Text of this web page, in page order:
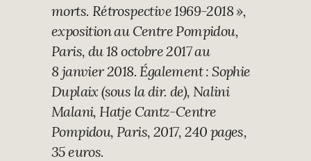
morts. Rétrospective 1969-2018 »,
exposition au Centre Pompidou,
Paris, du 18 octobre 2017 au
8 janvier 2018. Également : Sophie
Duplaix (sous la dir. de), Nalini
Malani, Hatje Cantz-Centre
Pompidou, Paris, 2017, 240 pages,
35 euros.